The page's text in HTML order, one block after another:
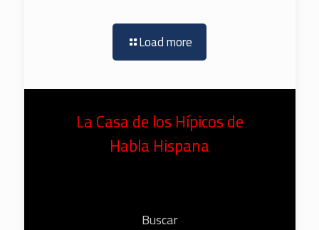
Load more
La Casa de los Hípicos de
Habla Hispana
Buscar